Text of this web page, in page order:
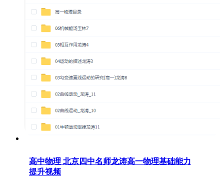
高中物理 北京四中名师龙涛高一物理基础能力
提升视频